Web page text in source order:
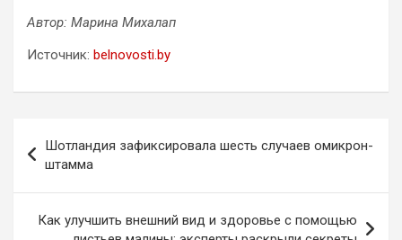
Автор: Марина Михалап
Источник: belnovosti.by
по
записям
Шотландия зафиксировала шесть случаев омикрон-
штамма
Как улучшить внешний вид и здоровье с помощью